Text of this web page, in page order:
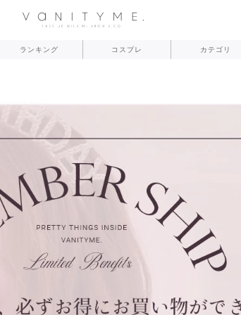
ランキング コスプレ カテゴリ